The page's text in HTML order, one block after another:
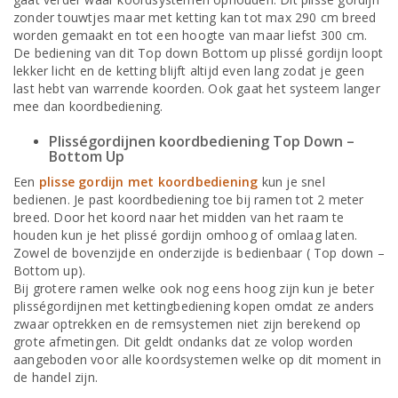
zonder touwtjes maar met ketting kan tot max 290 cm breed
worden gemaakt en tot een hoogte van maar liefst 300 cm.
De bediening van dit Top down Bottom up plissé gordijn loopt
lekker licht en de ketting blijft altijd even lang zodat je geen
last hebt van warrende koorden. Ook gaat het systeem langer
mee dan koordbediening.
Plisségordijnen koordbediening Top Down –
Bottom Up
Een plisse gordijn met koordbediening kun je snel
bedienen. Je past koordbediening toe bij ramen tot 2 meter
breed. Door het koord naar het midden van het raam te
houden kun je het plissé gordijn omhoog of omlaag laten.
Zowel de bovenzijde en onderzijde is bedienbaar ( Top down –
Bottom up).
Bij grotere ramen welke ook nog eens hoog zijn kun je beter
plisségordijnen met kettingbediening kopen omdat ze anders
zwaar optrekken en de remsystemen niet zijn berekend op
grote afmetingen. Dit geldt ondanks dat ze volop worden
aangeboden voor alle koordsystemen welke op dit moment in
de handel zijn.